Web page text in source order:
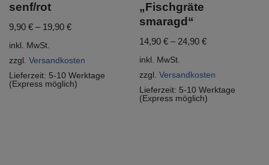
senf/rot
9,90 € – 19,90 €
inkl. MwSt.
zzgl. Versandkosten
Lieferzeit: 5-10 Werktage
(Express möglich)
„Fischgräte
smaragd“
14,90€ –24,90€
inkl. MwSt.
zzgl.Versandkosten
Lieferzeit: 5-10 Werktage
(Express möglich)